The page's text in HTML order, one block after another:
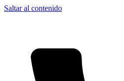
Saltar al contenido